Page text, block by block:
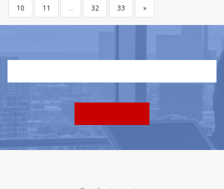
10
11 ... 32 33 »